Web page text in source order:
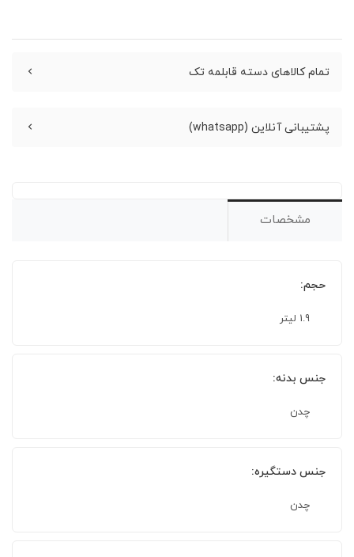
تمام کالاهای دسته قابلمه تک
پشتیبانی آنلاین (whatsapp)
مشخصات
حجم:
1.9 لیتر
جنس بدنه:
چدن
جنس دستگیره:
چدن